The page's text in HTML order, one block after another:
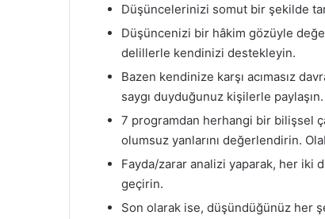
Düşüncelerinizi somut bir şekilde
Düşüncenizi bir hâkim gözüyle
delillerle kendinizi destekleyin.
Bazen kendinize karşı acımasız
saygı duyduğunuz kişilerle paylaşın.
7 programdan herhangi bir bilişsel
olumsuz yanlarını değerlendirin.
Fayda/zarar analizi yaparak, her iki
geçirin.
Son olarak ise, düşündüğünüz her